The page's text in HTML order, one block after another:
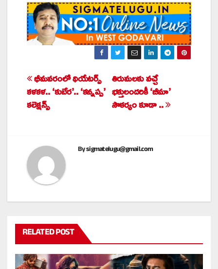
Post
navigation
తిరుమలకు వచ్చే
భక్తులందరికీ ‘బీమా’
సౌకర్యం కూడా ..
భీమవరంలో థియేటర్స్
కళకళ.. ‘కుబేర’.. ‘కన్నప్ప’
కలెక్షన్స్
Bysigmatelugu@gmail.com
RELATED POST